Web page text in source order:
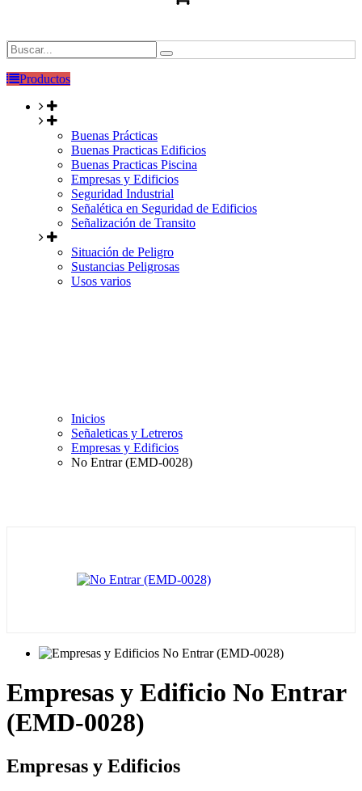
Productos
Buenas Prácticas
Buenas Practicas Edificios
Buenas Practicas Piscina
Empresas y Edificios
Seguridad Industrial
Señalética en Seguridad de Edificios
Señalización de Transito
Situación de Peligro
Sustancias Peligrosas
Usos varios
Inicios
Señaleticas y Letreros
Empresas y Edificios
No Entrar (EMD-0028)
Empresas y Edificio No Entrar
(EMD-0028)
Empresas y Edificios